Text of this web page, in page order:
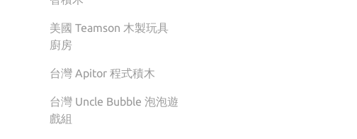
美國 Teamson 木製玩具
廚房
台灣 Apitor 程式積木
台灣 Uncle Bubble 泡泡遊
戲組